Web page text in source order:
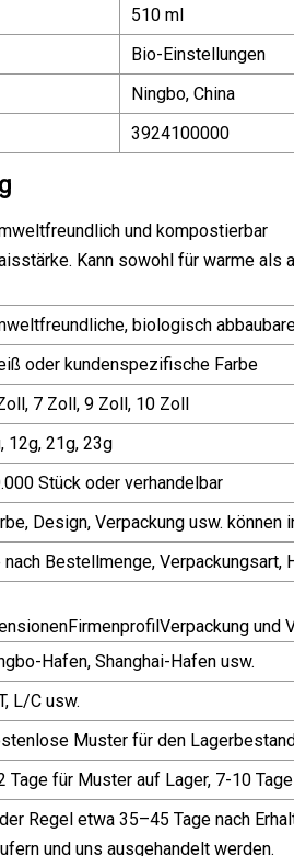
510 ml
Bio-Einstellungen
Ningbo, China
3924100000
und kompostierbar
Kann sowohl für warme als
biologisch
oder kundenspezifische Farbe
7 Zoll, 9 Zoll, 10 Zoll
12g, 21g, 23g
Stück oder verhandelbar
Design, Verpackung usw.
nach Bestellmenge, Verpackungsart,
und
Hafen, Shanghai-Hafen usw.
L/C usw.
Muster für den
Tage für Muster auf Lager, 7-10
Regel etwa 35–45 Tage nach
und uns ausgehandelt werden.